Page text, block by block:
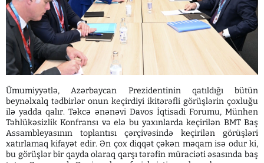
Ümumiyyətlə, Azərbaycan Prezidentinin qatıldığı bütün
beynəlxalq tədbirlər onun keçirdiyi ikitərəfli görüşlərin çoxluğu
ilə yadda qalır. Təkcə ənənəvi Davos İqtisadi Forumu, Münhen
Təhlükəsizlik Konfransı və elə bu yaxınlarda keçirilən BMT Baş
Assambleyasının toplantısı çərçivəsində keçirilən görüşləri
xatırlamaq kifayət edir. Ən çox diqqət çəkən məqam isə odur ki,
bu görüşlər bir qayda olaraq qarşı tərəfin müraciəti əsasında baş